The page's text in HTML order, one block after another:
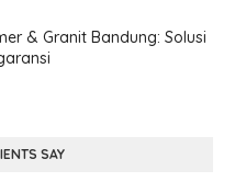
& Granit Bandung: Solusi
SAY